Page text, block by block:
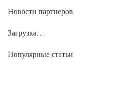
Новости партнеров
Загрузка…
Популярные статьи